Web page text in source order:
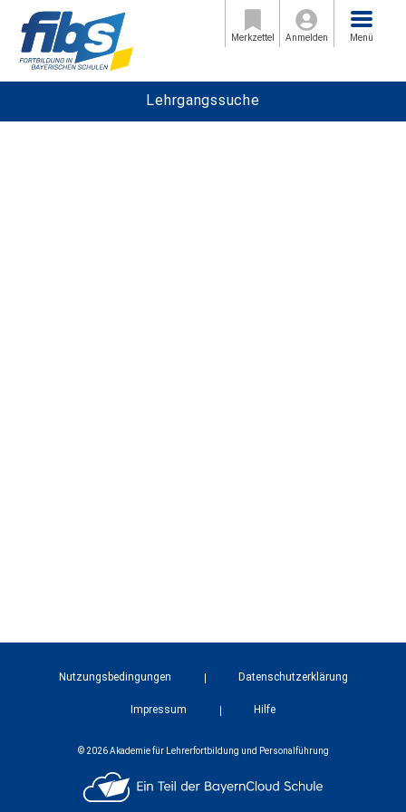
Merkzettel Anmelden
Menü
Menü
Lehrgangssuche
Nutzungsbedingungen Datenschutzerklärung
Impressum Hilfe
© 2026 Akademie für Lehrerfortbildung und Personalführung